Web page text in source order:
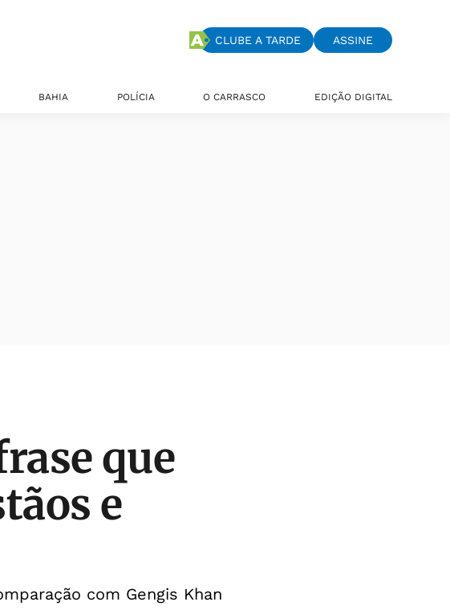
CLUBE A TARDE ASSINE
BAHIA POLÍCIA O CARRASCO EDIÇÃO DIGITAL
que
e
com Gengis Khan